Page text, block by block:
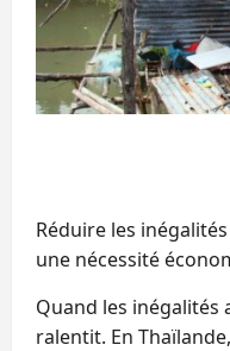
Réduire les inégalités
une nécessité
Quand les inégalités
ralentit. En